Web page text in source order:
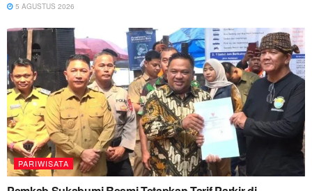
5 AGUSTUS 2026
PARIWISATA